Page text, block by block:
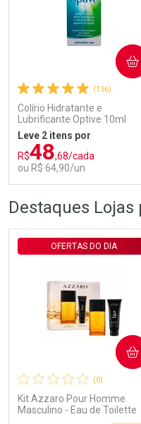
Comprar sem Desconto
Por R$ 29,30/cada
Comprar sem Desconto
Por R$ 29,30/cada
(136)
Colírio Hidratante e
Lubrificante Optive 10ml
Leve 2 itens por
R$48,68/cada
ou R$ 64,90/un
COMPRAR
Laboratório
Comprar sem Desconto
Por R$ 64,90/cada
Por Menos
Comprar sem Desconto
Por R$ 64,90/cada
Destaques Lojas
(0)
Kit Azzaro Pour Homme
Masculino - Eau de Toilette
OFERTAS DO DIA
COMPRAR